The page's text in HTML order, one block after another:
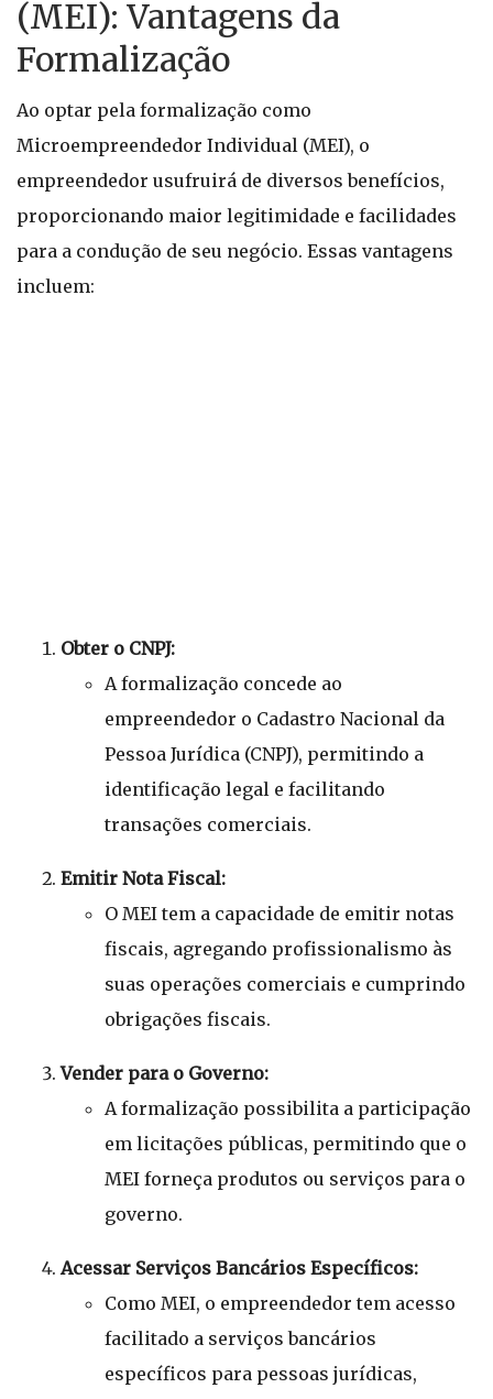
(MEI): Vantagens da
Formalização
Ao optar pela formalização como
Microempreendedor Individual (MEI), o
empreendedor usufruirá de diversos benefícios,
proporcionando maior legitimidade e facilidades
para a condução de seu negócio. Essas vantagens
incluem:
Obter o CNPJ:
A formalização concede ao
empreendedor o Cadastro Nacional da
Pessoa Jurídica (CNPJ), permitindo a
identificação legal e facilitando
transações comerciais.
Emitir Nota Fiscal:
O MEI tem a capacidade de emitir notas
fiscais, agregando profissionalismo às
suas operações comerciais e cumprindo
obrigações fiscais.
Vender para o Governo:
A formalização possibilita a participação
em licitações públicas, permitindo que o
MEI forneça produtos ou serviços para o
governo.
Acessar Serviços Bancários Específicos:
Como MEI, o empreendedor tem acesso
facilitado a serviços bancários
específicos para pessoas jurídicas,